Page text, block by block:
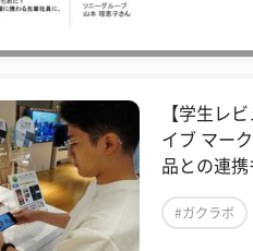
【学生レ
イブ マー
品との連
#ガクラボ